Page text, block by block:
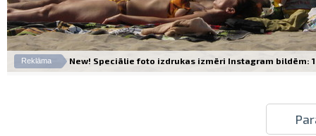
Reklāma New! Speciālie foto izdrukas izmēri Instagram bildēm: